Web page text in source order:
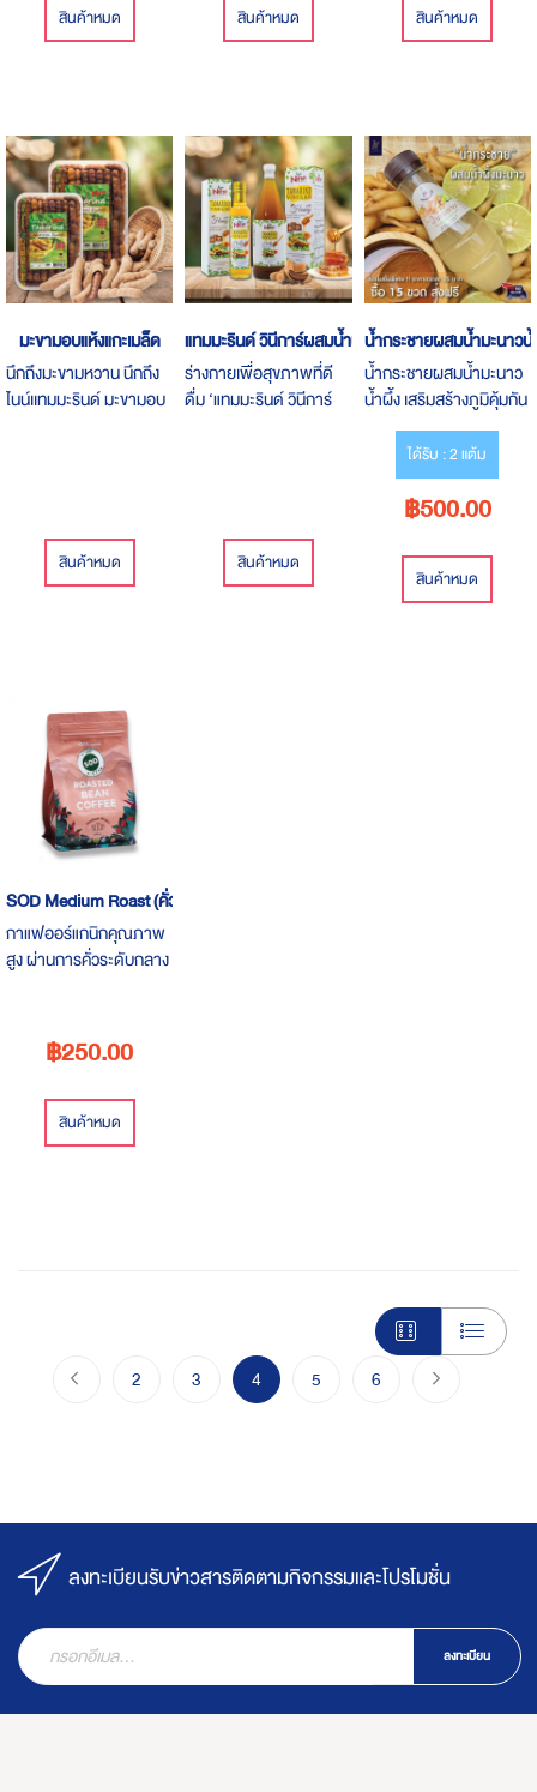
สินค้าหมด
เพียงกระปุกละ 149บาท
เท่านั้น***
สินค้าหมด สินค้าหมด
มะขามอบแห้งแกะเมล็ด
นึกถึงมะขามหวาน นึกถึง
ไนน์เเทมมะรินด์ มะขามอบ
สินค้าหมด
แทมมะรินด์ วินีการ์ผสมน้ำผึ้ง
ร่างกายเพื่อสุขภาพที่ดี
ดื่ม ‘แทมมะรินด์ วินีการ์
สินค้าหมด
น้ำกระชายผสมน้ำมะนาวน้
น้ำกระชายผสมน้ำมะนาว
น้ำผึ้ง เสริมสร้างภูมิคุ้มกัน
ได้รับ : 2 แต้ม
฿500.00
สินค้าหมด
SOD Medium Roast (คั่วระดับกลาง)
กาแฟออร์แกนิกคุณภาพ
สูง ผ่านการคั่วระดับกลาง
฿250.00
สินค้าหมด
Page ก่อนหน้าPage
2 Page
3 You're currently reading page
4 Page
5 Page
6
ลงทะเบียนรับข่าวสารติดตามกิจกรรมและโปรโมชั่น
ลงทะเบียน